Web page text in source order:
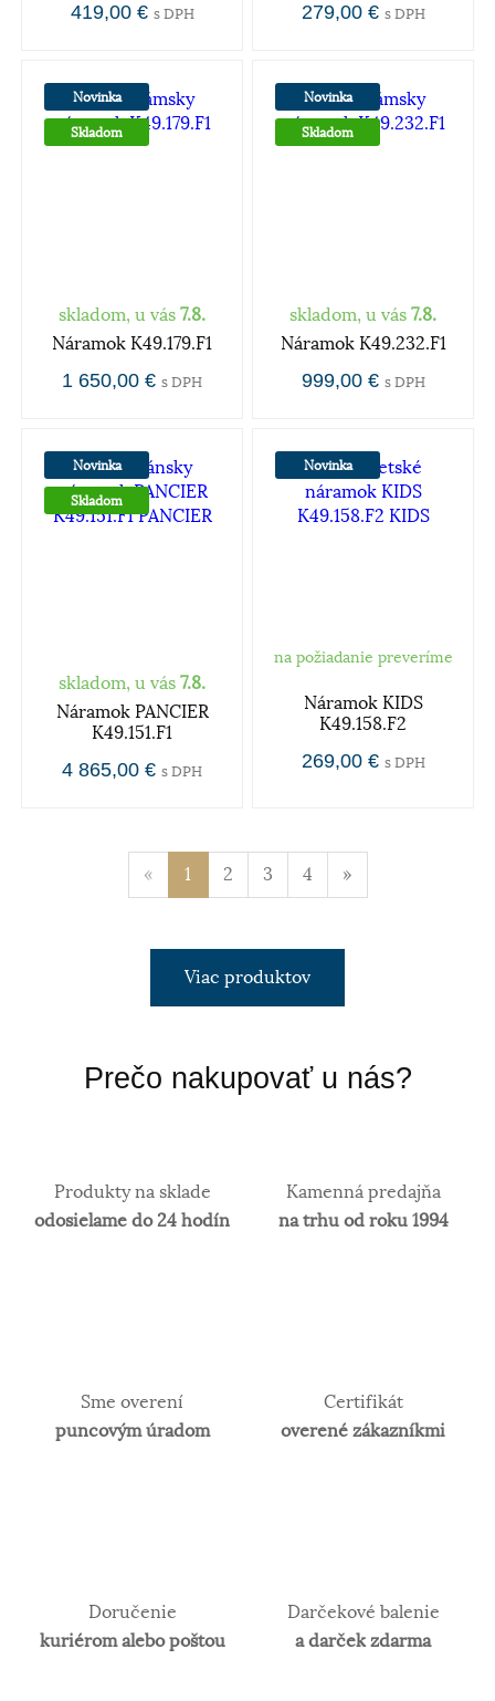
419,00 € s DPH
279,00 € s DPH
Novinka
Skladom
skladom, u vás 7.8.
Náramok K49.179.F1
1 650,00 € s DPH
Novinka
Skladom
skladom, u vás 7.8.
Náramok K49.232.F1
999,00 € s DPH
Novinka
Skladom
skladom, u vás 7.8.
Náramok PANCIER
K49.151.F1
4 865,00 € s DPH
Novinka
na požiadanie preveríme
Náramok KIDS
K49.158.F2
269,00 € s DPH
« 1 2 3 4 »
Viac produktov
Prečo nakupovať u nás?
Produkty na sklade
odosielame do 24 hodín
Kamenná predajňa
na trhu od roku 1994
Sme overení
puncovým úradom
Certifikát
overené zákazníkmi
Doručenie
kuriérom alebo poštou
Darčekové balenie
a darček zdarma